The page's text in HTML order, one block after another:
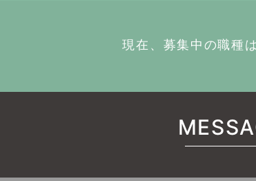
現在、募集中の職種